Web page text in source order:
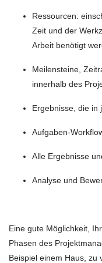
Ressourcen:
Zeit und der
Arbeit benötigt
Meilensteine,
innerhalb des
Ergebnisse, die in
Aufgaben-
Alle Ergebnisse
Analyse und
Eine gute Möglichkeit,
Phasen des
Beispiel einem Haus, zu